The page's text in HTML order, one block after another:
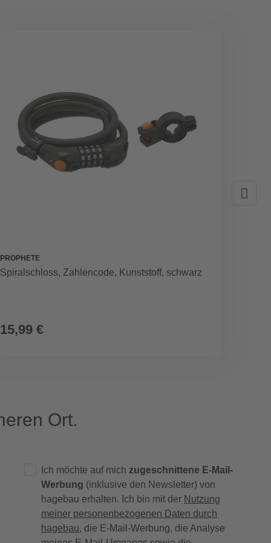
PROPHETE
Spiralschloss, Zahlencode, Kunststoff, schwarz
15,99 €
Ort.
Ich möchte auf mich zugeschnittene E-Mail-
Werbung (inklusive den Newsletter) von
hagebau erhalten. Ich bin mit der Nutzung
meiner personenbezogenen Daten durch
hagebau, die E-Mail-Werbung, die Analyse